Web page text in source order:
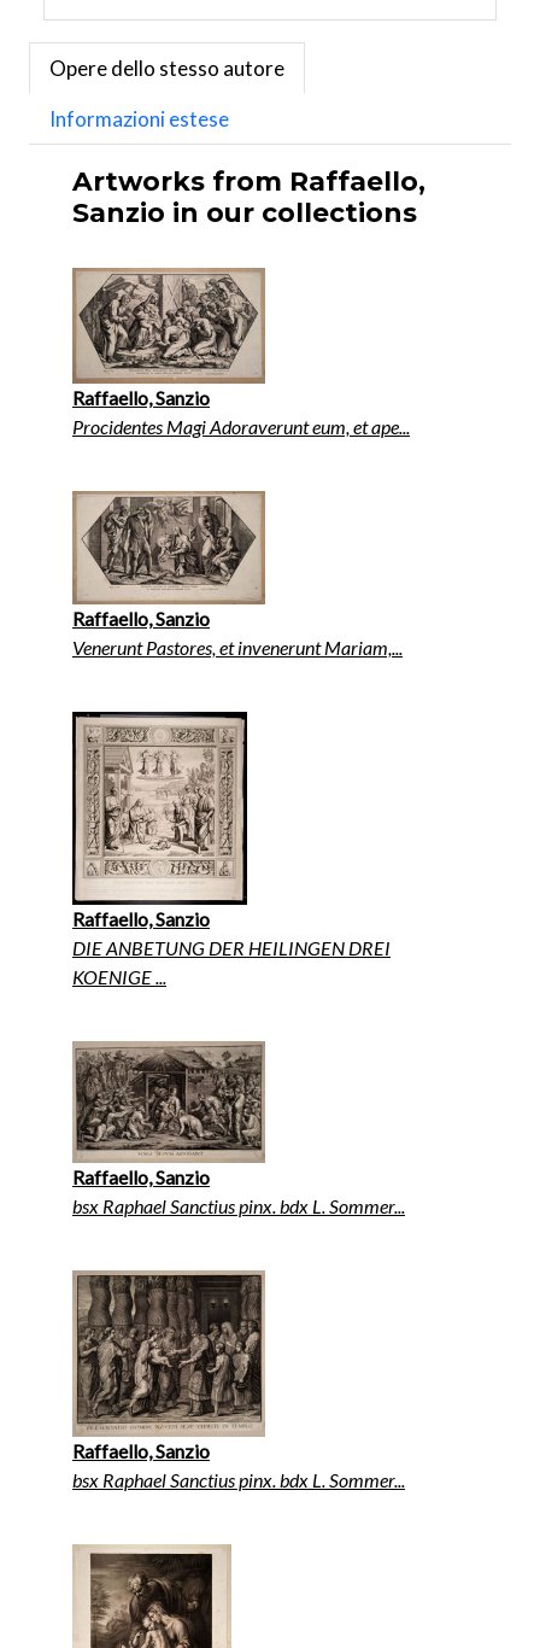
Opere dello stesso autore
Informazioni estese
Artworks from Raffaello,
Sanzio in our collections
Raffaello, Sanzio
Procidentes Magi Adoraverunt eum, et ape...
Raffaello, Sanzio
Venerunt Pastores, et invenerunt Mariam,...
Raffaello, Sanzio
DIE ANBETUNG DER HEILINGEN DREI
KOENIGE ...
Raffaello, Sanzio
bsx Raphael Sanctius pinx. bdx L. Sommer...
Raffaello, Sanzio
bsx Raphael Sanctius pinx. bdx L. Sommer...